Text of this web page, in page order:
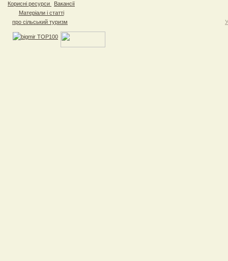
Корисні ресурси
Вакансії
Матеріали і статті
про сільський туризм